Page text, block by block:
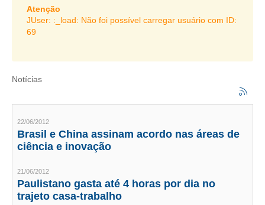
LIVRO GESTÃO 2026-2029
SUBSEDES SINDICAIS
ORGANOGRAMA
CONSELHO TECNOLÓGICO
HISTÓRICO E ATUAÇÃO
COMPOSIÇÃO
CONSELHOS ASSESSORES
Atenção
JUser: :_load: Não foi possível carregar usuário com ID:
69
Notícias
22/06/2012
Brasil e China assinam acordo nas áreas de
ciência e inovação
21/06/2012
Paulistano gasta até 4 horas por dia no
trajeto casa-trabalho